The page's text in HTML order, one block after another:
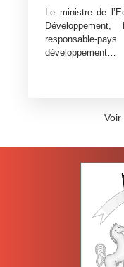
Le ministre de
responsable-
développement…
Voir